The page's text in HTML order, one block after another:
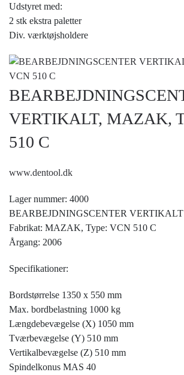
Udstyret med:
2 stk ekstra paletter
Div. værktøjsholdere
VERTIKALT, MAZAK,
510 C
www.dentool.dk
Lager nummer: 4000
BEARBEJDNINGSCENTER VERTIKALT
Fabrikat: MAZAK, Type: VCN 510 C
Årgang: 2006
Specifikationer:
Bordstørrelse 1350 x 550 mm
Max. bordbelastning 1000 kg
Længdebevægelse (X) 1050 mm
Tværbevægelse (Y) 510 mm
Vertikalbevægelse (Z) 510 mm
Spindelkonus MAS 40